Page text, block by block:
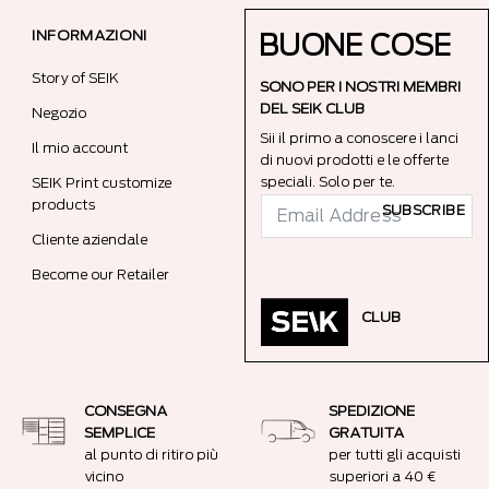
INFORMAZIONI
Story of SEIK
Negozio
Il mio account
SEIK Print customize
products
Cliente aziendale
Become our Retailer
BUONE COSE
SONO PER I NOSTRI MEMBRI
DEL SEIK CLUB
Sii il primo a conoscere i lanci
di nuovi prodotti e le offerte
speciali. Solo per te.
SUBSCRIBE
CLUB
CONSEGNA
SEMPLICE
al punto di ritiro più
vicino
SPEDIZIONE
GRATUITA
per tutti gli acquisti
superiori a 40 €